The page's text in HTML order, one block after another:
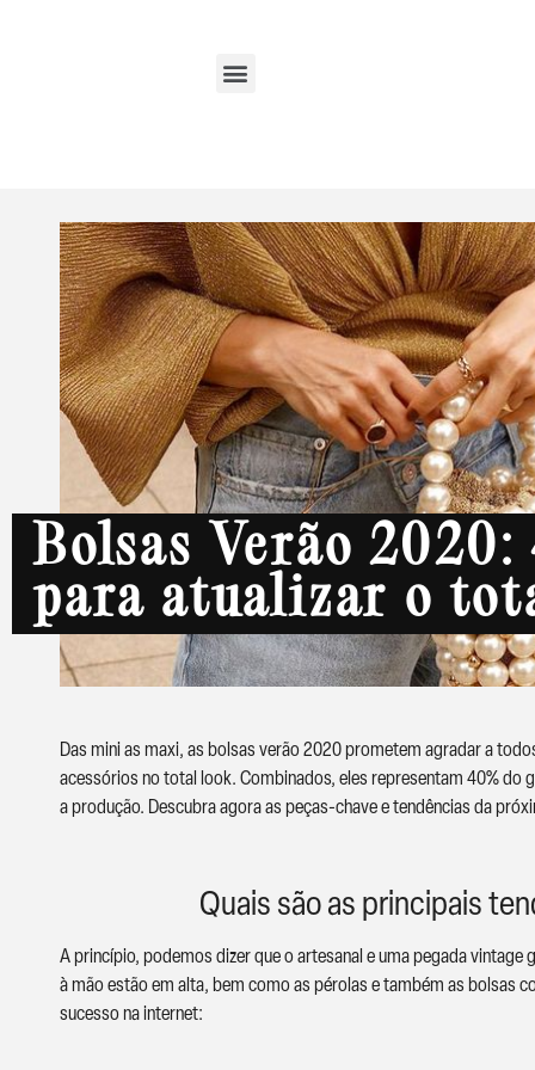
Bolsas Verão 2020:
para atualizar o
Das mini as maxi, as bolsas verão 2020 prometem agradar a
acessórios no total look. Combinados, eles representam 40% do
a produção. Descubra agora as peças-chave e tendências da
Quais são as principais
A princípio, podemos dizer que o artesanal e uma pegada
à mão estão em alta, bem como as pérolas e também as bolsas
sucesso na internet: